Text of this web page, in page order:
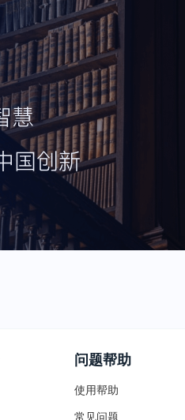
问题帮助
使用帮助
常见问题